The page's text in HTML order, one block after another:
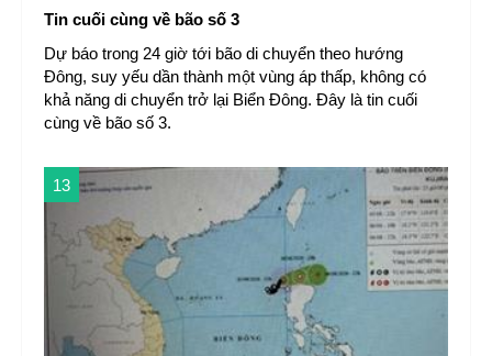
Tin cuối cùng về bão số 3
Dự báo trong 24 giờ tới bão di chuyển theo hướng
Đông, suy yếu dần thành một vùng áp thấp, không có
khả năng di chuyển trở lại Biển Đông. Đây là tin cuối
cùng về bão số 3.
13